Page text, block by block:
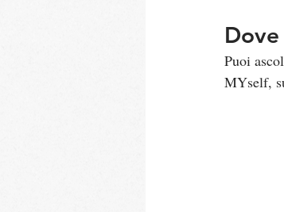
Puoi
MYself,